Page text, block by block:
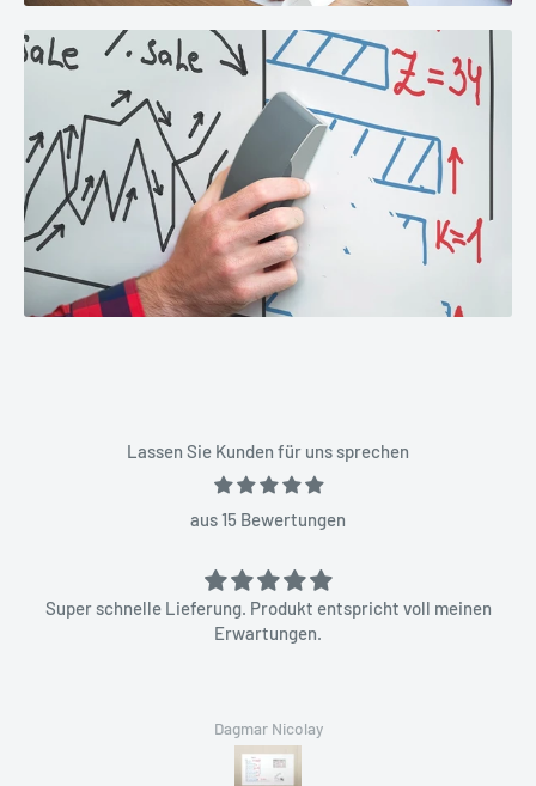
Lassen Sie Kunden für uns sprechen
aus 15 Bewertungen
Super schnelle Lieferung. Produkt entspricht voll meinen
Erwartungen.
Dagmar Nicolay